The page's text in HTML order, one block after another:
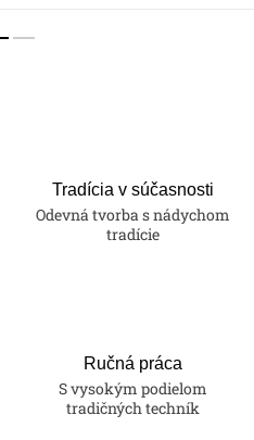
Tradícia v súčasnosti
Odevná tvorba s nádychom
tradície
Ručná práca
S vysokým podielom
tradičných techník